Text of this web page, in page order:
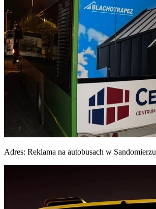
Adres: Reklama na autobusach w Sandomierzu